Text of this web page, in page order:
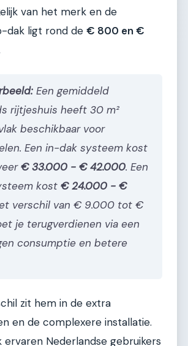
van het merk en de
dak ligt rond de € 800 en €
Een gemiddeld
rijtjeshuis heeft 30 m²
beschikbaar voor
Een in-dak systeem kost
€ 33.000 - € 42.000. Een
kost € 24.000 - €
verschil van € 9.000 tot €
je terugverdienen via een
consumptie en betere
zit hem in de extra
en de complexere installatie.
ervaren Nederlandse gebruikers